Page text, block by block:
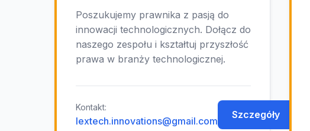
Poszukujemy prawnika z pasją do
innowacji technologicznych. Dołącz do
naszego zespołu i kształtuj przyszłość
prawa w branży technologicznej.
Kontakt:
lextech.innovations@gmail.com
Szczegóły